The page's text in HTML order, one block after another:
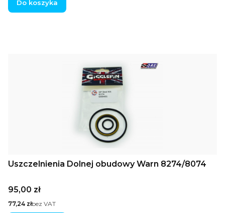
Do koszyka
Uszczelnienia Dolnej obudowy Warn 8274/8074
Cena
95,00 zł
Cena
77,24 złbez VAT